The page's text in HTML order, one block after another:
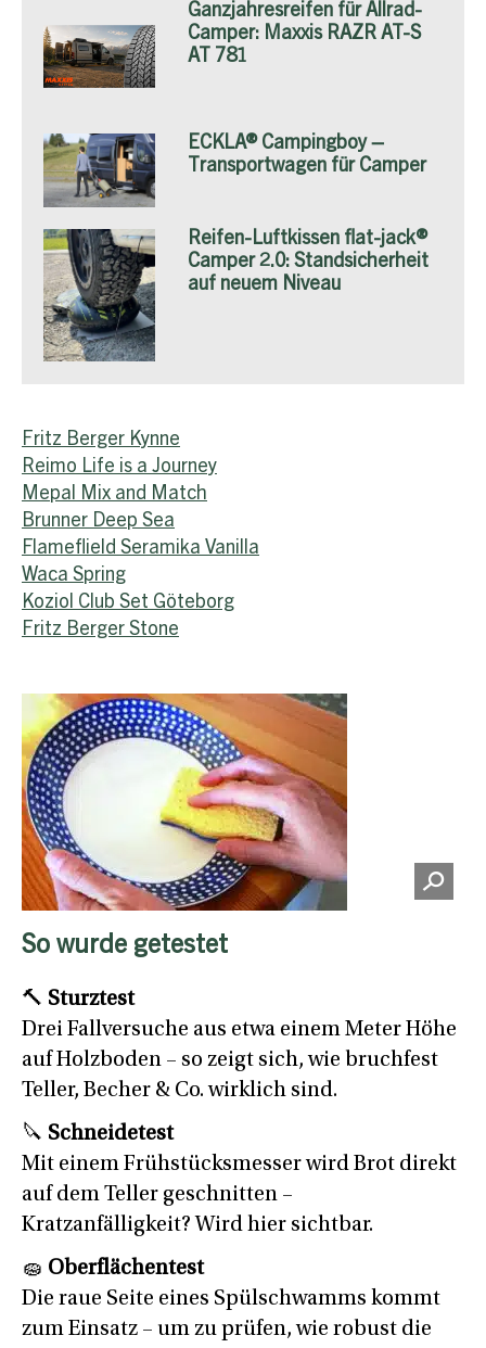
Ganzjahresreifen für Allrad-
Camper: Maxxis RAZR AT-S
AT 781
ECKLA® Campingboy –
Transportwagen für Camper
Reifen-Luftkissen flat-jack®
Camper 2.0: Standsicherheit
auf neuem Niveau
Fritz Berger Kynne
Reimo Life is a Journey
Mepal Mix and Match
Brunner Deep Sea
Flameflield Seramika Vanilla
Waca Spring
Koziol Club Set Göteborg
Fritz Berger Stone
So wurde getestet
🔨 Sturztest
Drei Fallversuche aus etwa einem Meter Höhe
auf Holzboden – so zeigt sich, wie bruchfest
Teller, Becher & Co. wirklich sind.
🔪 Schneidetest
Mit einem Frühstücksmesser wird Brot direkt
auf dem Teller geschnitten –
Kratzanfälligkeit? Wird hier sichtbar.
🧽 Oberflächentest
Die raue Seite eines Spülschwamms kommt
zum Einsatz – um zu prüfen, wie robust die